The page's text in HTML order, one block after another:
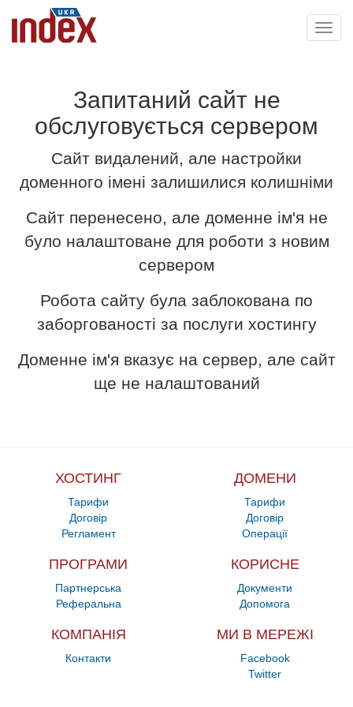
Запитаний сайт не
обслуговується сервером
Сайт видалений, але настройки
доменного імені залишилися колишніми
Сайт перенесено, але доменне ім'я не
було налаштоване для роботи з новим
сервером
Робота сайту була заблокована по
заборгованості за послуги хостингу
Доменне ім'я вказує на сервер, але сайт
ще не налаштований
ХОСТИНГ
Тарифи
Договір
Регламент
ДОМЕНИ
Тарифи
Договір
Операції
ПРОГРАМИ
Партнерська
Реферальна
КОРИСНЕ
Документи
Допомога
КОМПАНІЯ
Контакти
МИ В МЕРЕЖІ
Facebook
Twitter